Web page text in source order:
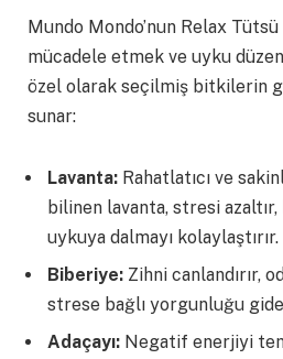
Mundo Mondo’nun Relax Tütsü
mücadele etmek ve uyku
özel olarak seçilmiş bitkilerin
sunar:
Lavanta: Rahatlatıcı ve
bilinen lavanta, stresi
uykuya dalmayı kolaylaştırır.
Biberiye: Zihni canlandırır,
strese bağlı yorgunluğu
Adaçayı: Negatif enerjiyi